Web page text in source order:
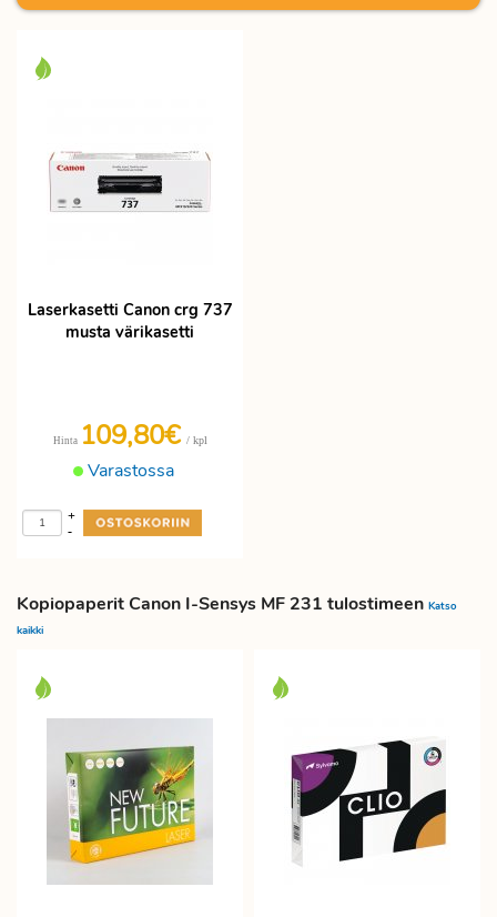
Laserkasetti Canon crg 737
musta värikasetti
Varastossa
Hinta 109,80€ / kpl
-
+
Kopiopaperit Canon I-Sensys MF 231 tulostimeen Katso
kaikki